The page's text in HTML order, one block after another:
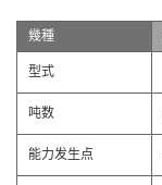
幾種
型式
吨数
能力发生点